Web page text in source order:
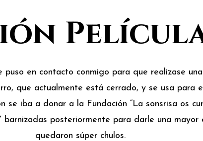
en contacto conmigo para que realizase
que actualmente está cerrado, y se usa para
iba a donar a la Fundación “La sonsrisa os
posteriormente para darle una
quedaron súper chulos.